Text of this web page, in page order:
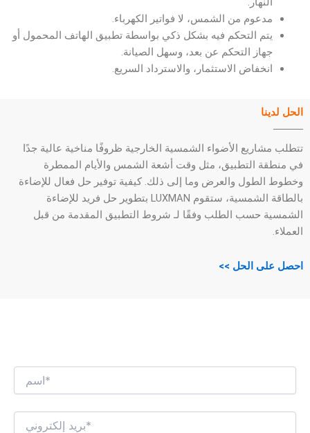
مدعوم من الشمس، لا فواتير الكهرباء.
يتم التحكم فيه بشكل ذكي بواسطة تطبيق الهاتف المحمول أو
جهاز التحكم عن بعد، وسهل الصيانة.
انخفاض الاستثمار، والاسترداد السريع.
الحل لدينا
تتطلب مشاريع الأضواء الشمسية الخارجية ظروفًا مناخية عالية جدًا
في منطقة التطبيق، مثل وقت أشعة الشمس والأيام الممطرة
وخطوط الطول والعرض وما إلى ذلك. كيفية توفير حل فعال للإضاءة
بالطاقة الشمسية، ستقوم LUXMAN بتطوير حل فريد للإضاءة
الشمسية حسب الطلب وفقًا لـ شروط التطبيق المقدمة من قبل
العملاء.
احصل على الحل >>